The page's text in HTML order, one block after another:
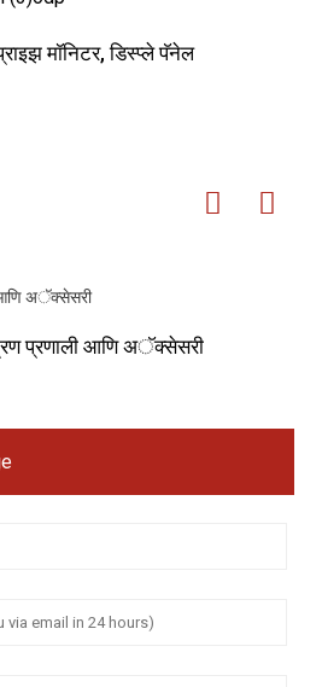
मॉनिटर, डिस्प्ले पॅनेल
प्रणाली आणि अॅक्सेसरी